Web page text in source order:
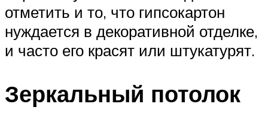
отметить и то, что гипсокартон
нуждается в декоративной отделке,
и часто его красят или штукатурят.
Зеркальный потолок